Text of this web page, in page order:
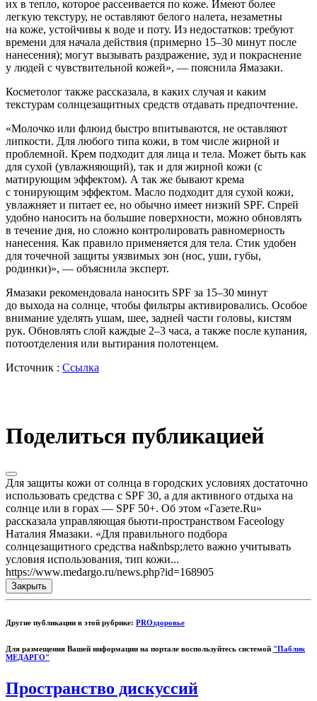
их в тепло, которое рассеивается по коже. Имеют более
легкую текстуру, не оставляют белого налета, незаметны
на коже, устойчивы к воде и поту. Из недостатков: требуют
времени для начала действия (примерно 15–30 минут после
нанесения); могут вызывать раздражение, зуд и покраснение
у людей с чувствительной кожей», — пояснила Ямазаки.
Косметолог также рассказала, в каких случая и каким
текстурам солнцезащитных средств отдавать предпочтение.
«Молочко или флюид быстро впитываются, не оставляют
липкости. Для любого типа кожи, в том числе жирной и
проблемной. Крем подходит для лица и тела. Может быть как
для сухой (увлажняющий), так и для жирной кожи (с
матирующим эффектом). А так же бывают крема
с тонирующим эффектом. Масло подходит для сухой кожи,
увлажняет и питает ее, но обычно имеет низкий SPF. Спрей
удобно наносить на большие поверхности, можно обновлять
в течение дня, но сложно контролировать равномерность
нанесения. Как правило применяется для тела. Стик удобен
для точечной защиты уязвимых зон (нос, уши, губы,
родинки)», — объяснила эксперт.
Ямазаки рекомендовала наносить SPF за 15–30 минут
до выхода на солнце, чтобы фильтры активировались. Особое
внимание уделять ушам, шее, задней части головы, кистям
рук. Обновлять слой каждые 2–3 часа, а также после купания,
потоотделения или вытирания полотенцем.
Источник : Ссылка
Поделиться публикацией
Для защиты кожи от солнца в городских условиях достаточно
использовать средства с SPF 30, а для активного отдыха на
солнце или в горах — SPF 50+. Об этом «Газете.Ru»
рассказала управляющая бьюти-пространством Faceology
Наталия Ямазаки. «Для правильного подбора
солнцезащитного средства на&nbsp;лето важно учитывать
условия использования, тип кожи...
https://www.medargo.ru/news.php?id=168905
Закрыть
Другие публикации в этой рубрике: PROздоровье
Для размещения Вашей информации на портале воспользуйтесь системой "Паблик
МЕДАРГО"
Пространство дискуссий